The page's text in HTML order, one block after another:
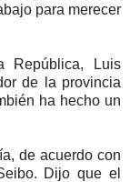
para merecer
República, Luis
de la provincia
ha hecho un
de acuerdo con
Dijo que el